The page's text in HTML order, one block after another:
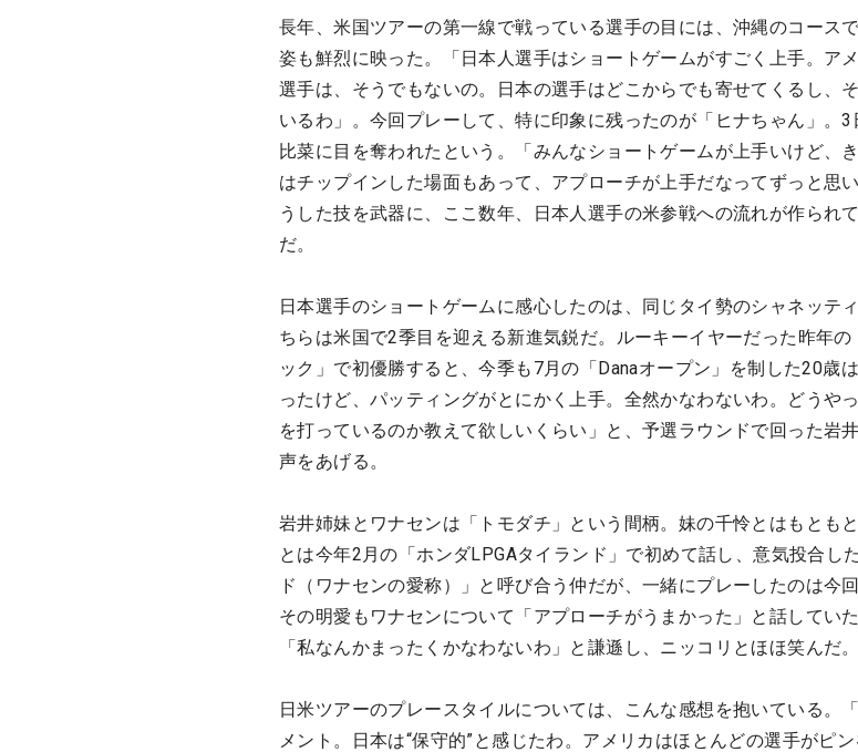
長年、米国ツアーの第一線で戦っている選手の目には、沖縄のコース
姿も鮮烈に映った。「日本人選手はショートゲームがすごく上手。ア
選手は、そうでもないの。日本の選手はどこからでも寄せてくるし、
いるわ」。今回プレーして、特に印象に残ったのが「ヒナちゃん」。
比菜に目を奪われたという。「みんなショートゲームが上手いけど、
はチップインした場面もあって、アプローチが上手だなってずっと思
うした技を武器に、ここ数年、日本人選手の米参戦への流れが作られ
だ。
日本選手のショートゲームに感心したのは、同じタイ勢のシャネッテ
ちらは米国で2季目を迎える新進気鋭だ。ルーキーイヤーだった昨年
ック」で初優勝すると、今季も7月の「Danaオープン」を制した20歳
ったけど、パッティングがとにかく上手。全然かなわないわ。どうや
を打っているのか教えて欲しいくらい」と、予選ラウンドで回った岩
声をあげる。
岩井姉妹とワナセンは「トモダチ」という間柄。妹の千怜とはもとも
とは今年2月の「ホンダLPGAタイランド」で初めて話し、意気投合し
ド（ワナセンの愛称）」と呼び合う仲だが、一緒にプレーしたのは今
その明愛もワナセンについて「アプローチがうまかった」と話してい
「私なんかまったくかなわないわ」と謙遜し、ニッコリとほほ笑んだ。
日米ツアーのプレースタイルについては、こんな感想を抱いている。
メント。日本は“保守的”と感じたわ。アメリカはほとんどの選手がピ